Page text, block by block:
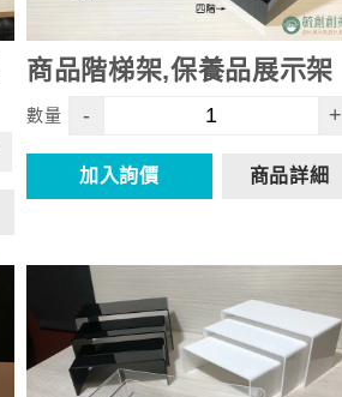
商品階梯架,保養品展示架
數量 - +
加入詢價 商品詳細